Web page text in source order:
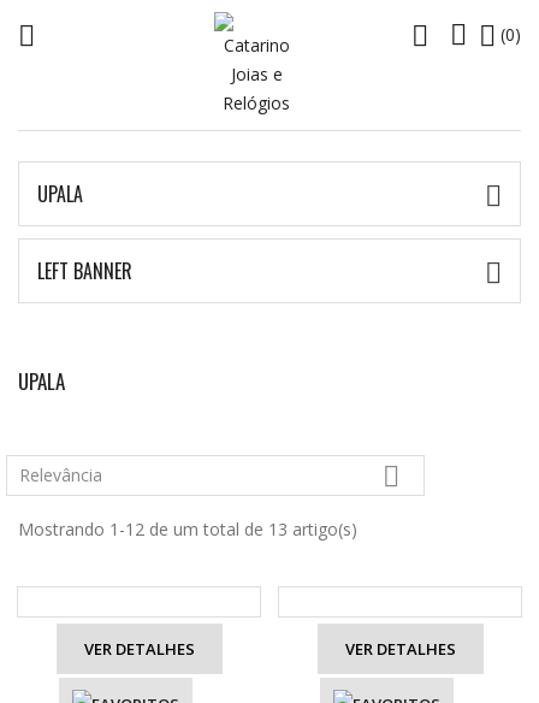
  (0)


UPALA 
LEFT BANNER 
UPALA
Relevância 
Mostrando 1-12 de um total de 13 artigo(s)
VER DETALHES VER DETALHES